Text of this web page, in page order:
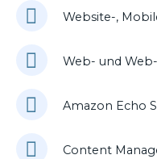
Website-,
Web- und
Amazon Echo
Content